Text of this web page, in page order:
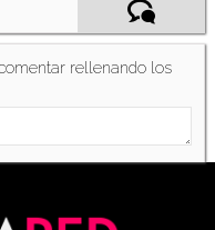
rellenando los